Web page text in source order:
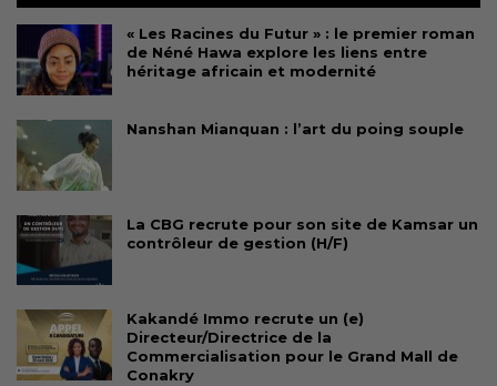
« Les Racines du Futur » : le premier roman
de Néné Hawa explore les liens entre
héritage africain et modernité
Nanshan Mianquan : l’art du poing souple
La CBG recrute pour son site de Kamsar un
contrôleur de gestion (H/F)
Kakandé Immo recrute un (e)
Directeur/Directrice de la
Commercialisation pour le Grand Mall de
Conakry